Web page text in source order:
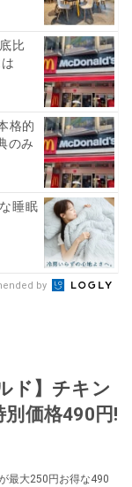
比
格的
のみ
睡眠
by
ド】チキン
価格490円!
最大250円お得な490